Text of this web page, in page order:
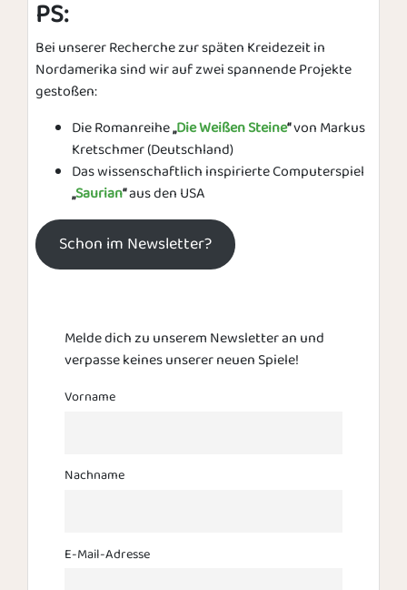
PS:
Bei unserer Recherche zur späten Kreidezeit in
Nordamerika sind wir auf zwei spannende Projekte
gestoßen:
Die Romanreihe„Die Weißen Steine“von Markus
Kretschmer (Deutschland)
Das wissenschaftlich inspirierte Computerspiel
„Saurian“aus den USA
Schon im Newsletter?
Melde dich zu unserem Newsletter an und
verpasse keines unserer neuen Spiele!
Vorname
Nachname
E-Mail-Adresse